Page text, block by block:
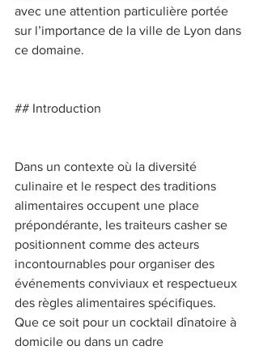
avec une attention particulière portée
sur l’importance de la ville de Lyon dans
ce domaine.
## Introduction
Dans un contexte où la diversité
culinaire et le respect des traditions
alimentaires occupent une place
prépondérante, les traiteurs casher se
positionnent comme des acteurs
incontournables pour organiser des
événements conviviaux et respectueux
des règles alimentaires spécifiques.
Que ce soit pour un cocktail dînatoire à
domicile ou dans un cadre